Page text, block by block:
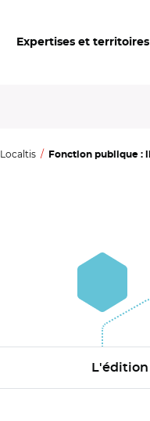
Expertises et territoires
Localtis Fonction publique :